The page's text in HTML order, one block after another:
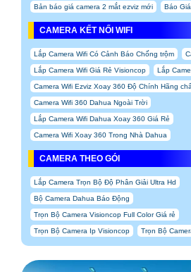
Bản báo giá camera 2 mắt ezviz mới Báo
CAMERA KẾT NỐI WIFI
Lắp Camera Wifi Có Cảnh Báo Chống trộm
Lắp Camera Wifi Giá Rẻ Visioncop Lắp
Camera Wifi Ezviz Xoay 360 Độ Chính Hãng
Camera Wifi 360 Dahua Ngoài Trời
Lắp Camera Wifi Dahua Xoay 360 Giá Rẻ
Camera Wifi Xoay 360 Trong Nhà Dahua
CAMERA THEO GÓI
Lắp Camera Trọn Bộ Độ Phân Giải Ultra Hd
Bộ Camera Dahua Báo Động
Trọn Bộ Camera Visioncop Full Color Giá rẻ
Trọn Bộ Camera Ip Visioncop Trọn Bộ